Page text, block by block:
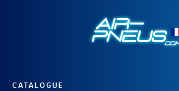
CATALOGUE